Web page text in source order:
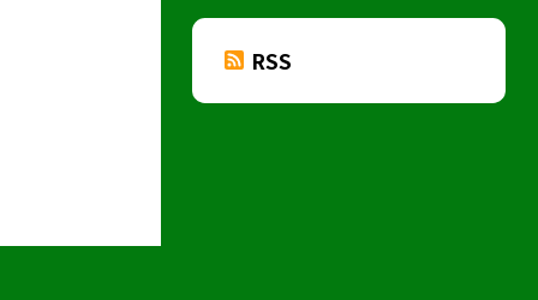
RSS